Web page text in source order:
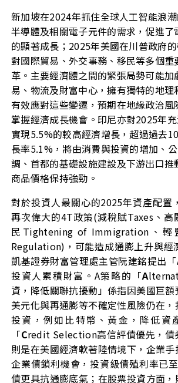
新加坡在2024年抓住全球人工智能浪
半導體及相關電子元件的需求，促進了
的顯著成長；2025年美國在川普政府
對國際貿易、外交事務、移民等多個
革。主要經濟體之間的緊張局勢可能
易、物流及財富中心，擁有獨特的地
有效應對這些變遷，預期在地緣政治風
掌握經濟成長機會。印尼亦對2025年
實現5.5%的較高經濟增長，超過過去
長率5.1%，將由消費與投資的增加、
調、首都的基礎設施建設及下游出口
商品價格保持強勁。
對於投資人最關心的2025年資產配置
再次偉大的4T政策(減稅賦Taxes 、高
民 Tightening of Immigration 、輕
Regulation) ，可能造成通膨上升與經
凱基證券財富管理處主管阮建銘提出
投資人累積財富。A策略的「A
資，降低關聯抗擾動」係指因美國巨
美元化與再通膨等不確定性風險仍在
投資，例如比特幣、黃金，降低資
「Credit Selection高信評債優先，債
則是在美國經濟軟著陸情境下，企業
企業債鎖利機會，投資級債殖利率已
債更具抗通膨底氣；在股票投資方面